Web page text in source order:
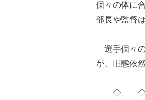
個々の体に
部長や監督
選手個々
が、旧態依
◇